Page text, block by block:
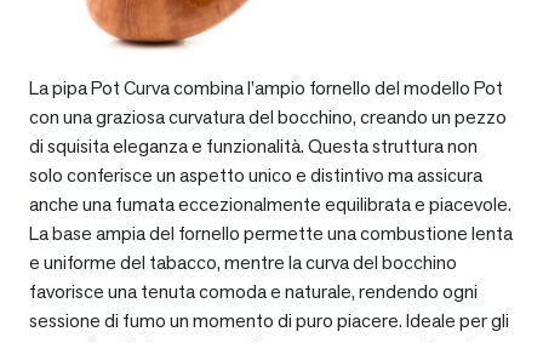
La pipa Pot Curva combina l’ampio fornello del modello Pot
con una graziosa curvatura del bocchino, creando un pezzo
di squisita eleganza e funzionalità. Questa struttura non
solo conferisce un aspetto unico e distintivo ma assicura
anche una fumata eccezionalmente equilibrata e piacevole.
La base ampia del fornello permette una combustione lenta
e uniforme del tabacco, mentre la curva del bocchino
favorisce una tenuta comoda e naturale, rendendo ogni
sessione di fumo un momento di puro piacere. Ideale per gli